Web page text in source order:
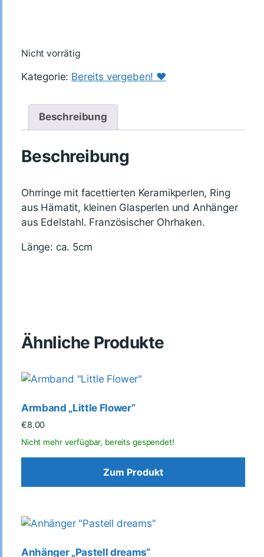
Nicht vorrätig
Kategorie: Bereits vergeben! ♥️
Beschreibung
Beschreibung
Ohrringe mit facettierten Keramikperlen, Ring
aus Hämatit, kleinen Glasperlen und Anhänger
aus Edelstahl. Französischer Ohrhaken.
Länge: ca. 5cm
Ähnliche Produkte
Armband „Little Flower“
€8.00
Zum Produkt
Anhänger „Pastell dreams“